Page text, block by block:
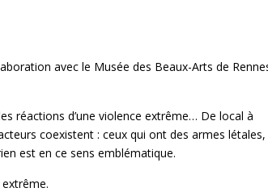
avec le Musée des Beaux-Arts de
réactions d’une violence extrême… De local à
coexistent : ceux qui ont des armes létales,
est en ce sens emblématique.